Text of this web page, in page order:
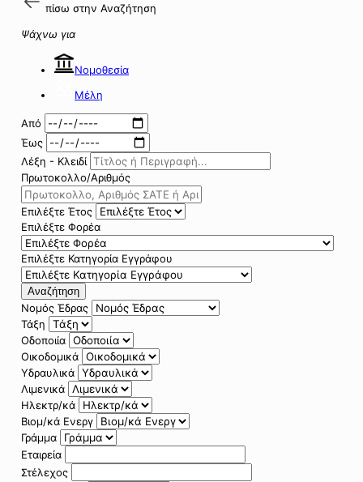
πίσω στην Αναζήτηση
Ψάχνω για
Νομοθεσία
Μέλη
Από
Έως
Λέξη - Κλειδί
Πρωτοκολλο/Αριθμός
Επιλέξτε Έτος
Επιλέξτε Φορέα
Επιλέξτε Κατηγορία Εγγράφου
Αναζήτηση
Νομός Έδρας
Τάξη
Οδοποιία
Οικοδομικά
Υδραυλικά
Λιμενικά
Ηλεκτρ/κά
Βιομ/κά Ενεργ
Γράμμα
Εταιρεία
Στέλεχος